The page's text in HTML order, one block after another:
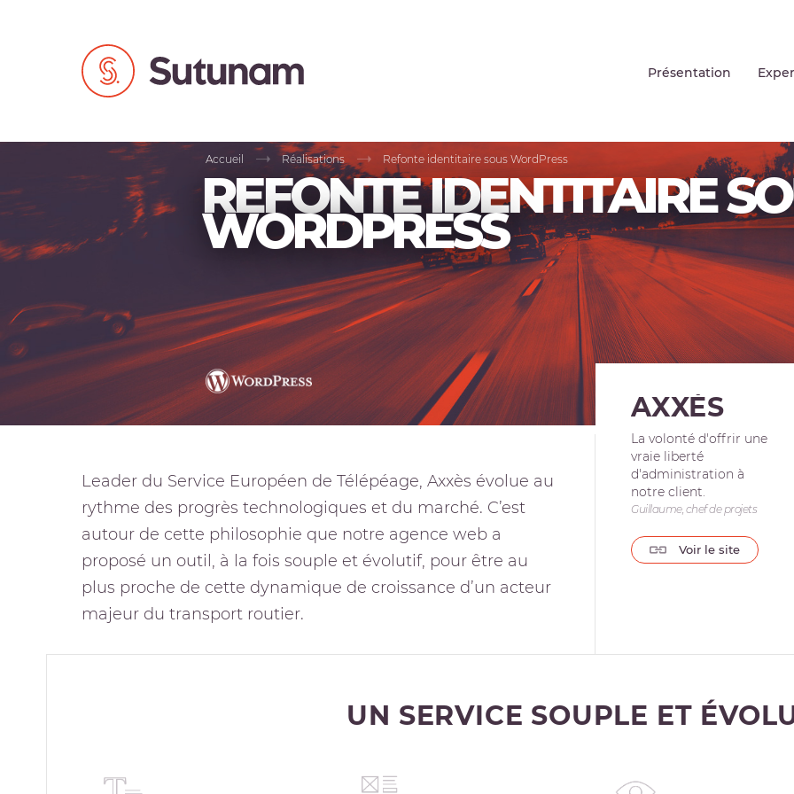
Présentation
Accueil Réalisations Refonte identitaire sous WordPress
REFONTE IDENTITAIRE
WORDPRESS
AXXÈS
La volonté d'offrir une
vraie liberté
d'administration à
notre client.
Guillaume, chef de projets
Voir le site
Leader du Service Européen de Télépéage, Axxès évolue au
rythme des progrès technologiques et du marché. C’est
autour de cette philosophie que notre agence web a
proposé un outil, à la fois souple et évolutif, pour être au
plus proche de cette dynamique de croissance d’un acteur
majeur du transport routier.
UN SERVICE SOUPLE ET